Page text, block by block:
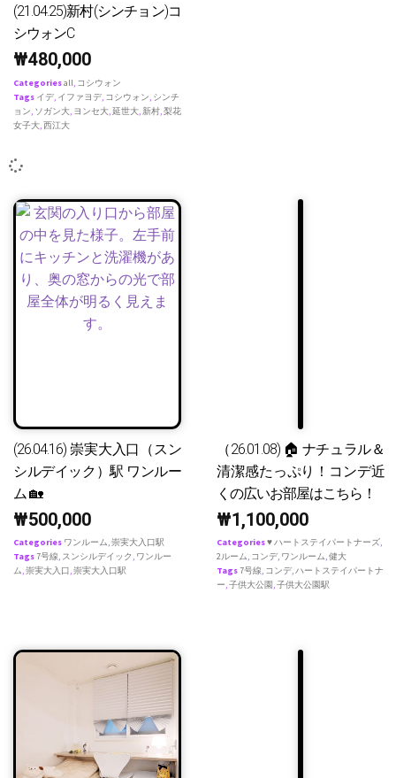
(21.04.25)新村(シンチョン)コ
シウォンC
₩480,000
Categoriesall, コシウォン
Tags イデ, イファヨデ, コシウォン, シンチ
ョン, ソガン大, ヨンセ大,延世大,新村,梨花
女子大,西江大
(26.04.16) 崇実大入口（スン
シルデイック）駅 ワンルー
ム 🏡
₩500,000
Categories ワンルーム,崇実大入口駅
Tags7号線, スンシルデイック , ワンルー
ム,崇実大入口,崇実大入口駅
（26.01.08) 🏠 ナチュラル＆
清潔感たっぷり！コンデ近
くの広いお部屋はこちら！
₩1,100,000
Categories♥ ハートステイパートナーズ,
2ルーム, コンデ, ワンルーム,健大
Tags7号線, コンデ,ハートステイパートナ
ー,子供大公園,子供大公園駅